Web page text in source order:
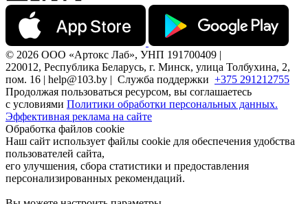
© 2026 ООО «Артокс Лаб», УНП 191700409 |
220012, Республика Беларусь, г. Минск, улица Толбухина, 2,
пом. 16 | help@103.by | Служба поддержки +375 291212755
Продолжая пользоваться ресурсом, вы соглашаетесь
с условиями Политики обработки персональных данных.
Эффективная реклама на сайте
Обработка файлов cookie
Наш сайт использует файлы cookie для обеспечения удобства
пользователей сайта,
его улучшения, сбора статистики и предоставления
персонализированных рекомендаций.